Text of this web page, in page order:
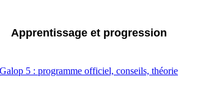
Apprentissage et progression
Galop 5 : programme officiel, conseils, théorie